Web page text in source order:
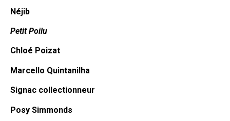
Néjib
Petit Poilu
Chloé Poizat
Marcello Quintanilha
Signac collectionneur
Posy Simmonds